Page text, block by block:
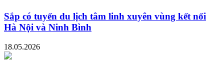
Sắp có tuyến du lịch tâm linh xuyên vùng kết nối
Hà Nội và Ninh Bình
18.05.2026